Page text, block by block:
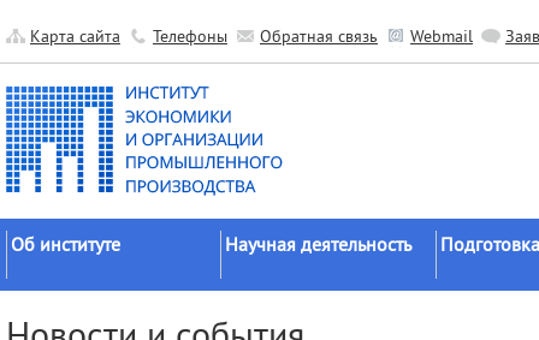
Карта сайта Телефоны Обратная связь Webmail
Об институте Научная деятельность
исследований